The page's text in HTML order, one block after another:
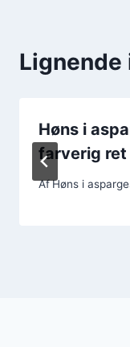
Høns i
farverig ret
AfHøns i